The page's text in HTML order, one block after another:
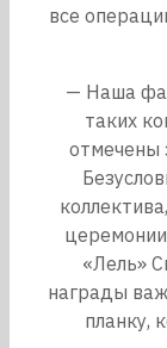
все
— Наша
таких
отмечены
«Лель»
награды
планку,